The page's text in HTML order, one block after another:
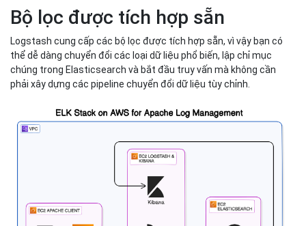
Bộ lọc được tích hợp sẵn
Logstash cung cấp các bộ lọc được tích hợp sẵn, vì vậy bạn có
thể dễ dàng chuyển đổi các loại dữ liệu phổ biến, lập chỉ mục
chúng trong Elasticsearch và bắt đầu truy vấn mà không cần
phải xây dựng các pipeline chuyển đổi dữ liệu tùy chỉnh.